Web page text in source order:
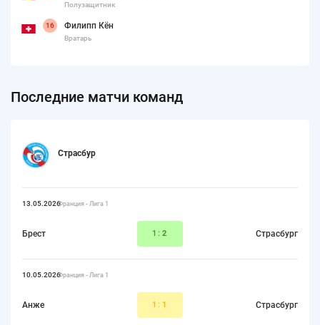
Полузащитник
16 Филипп Кён
Вратарь
Последние матчи команд
Страсбур
13.05.2026Франция - Лига 1
Брест 1: 2 Страсбург
10.05.2026Франция - Лига 1
Анже 1: 1 Страсбург